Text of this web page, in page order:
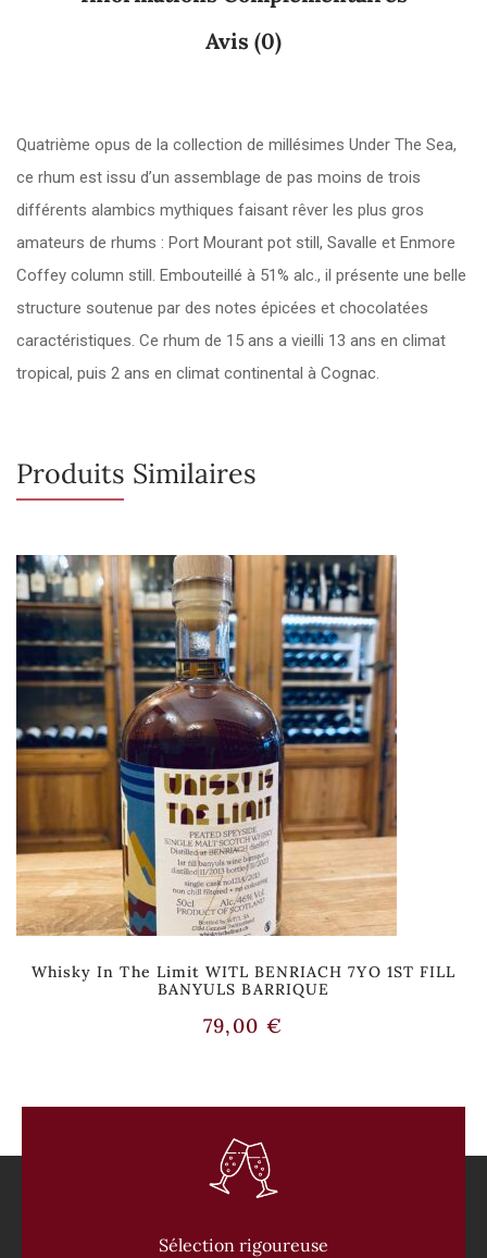
Avis (0)
Quatrième opus de la collection de millésimes Under The Sea,
ce rhum est issu d’un assemblage de pas moins de trois
différents alambics mythiques faisant rêver les plus gros
amateurs de rhums : Port Mourant pot still, Savalle et Enmore
Coffey column still. Embouteillé à 51% alc., il présente une belle
structure soutenue par des notes épicées et chocolatées
caractéristiques. Ce rhum de 15 ans a vieilli 13 ans en climat
tropical, puis 2 ans en climat continental à Cognac.
Produits Similaires
Whisky In The Limit WITL BENRIACH 7YO 1ST FILL
BANYULS BARRIQUE
79,00 €
Sélection rigoureuse